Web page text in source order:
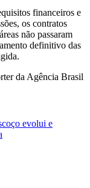
financeiros e
os contratos
não passaram
definitivo das
da Agência Brasil